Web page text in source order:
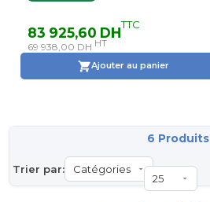
83 925,60 DHTTC
69 938,00 DH HT
Ajouter au panier
Trier par:
6 Produits